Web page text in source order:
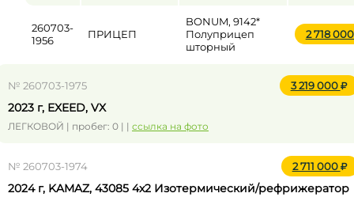
260703-
1956
ПРИЦЕП
BONUM, 9142*
Полуприцеп
шторный
2 718
№ 260703-1975 3 219 000
2023 г, EXEED, VX
ЛЕГКОВОЙ | пробег: 0 | | ссылка на фото
№ 260703-1974 2 711 000
2024 г, KAMAZ, 43085 4x2 Изотермический/рефрижератор